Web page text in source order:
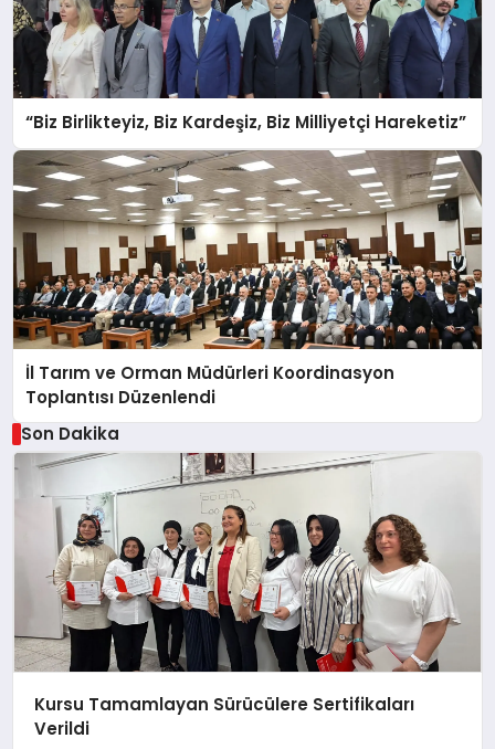
“Biz Birlikteyiz, Biz Kardeşiz, Biz Milliyetçi Hareketiz”
İl Tarım ve Orman Müdürleri Koordinasyon
Toplantısı Düzenlendi
Son Dakika
Kursu Tamamlayan Sürücülere Sertifikaları
Verildi